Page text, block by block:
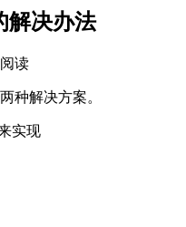
解决办法
读
种解决方案。
实现